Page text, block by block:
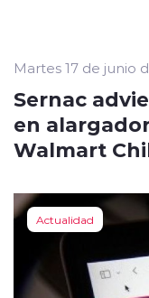
Martes 17 de junio
Sernac
en
Walmart
Actualidad